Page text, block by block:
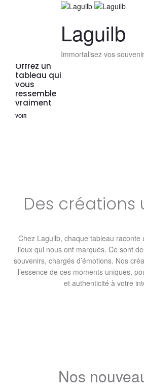
Laguilb
Immortalisez vos
Offrez un
tableau qui
vous
ressemble
vraiment
VOIR
Des créations
Chez Laguilb, chaque tableau raconte
lieux qui nous ont marqués. Ce sont
souvenirs, chargés d’émotions. Nos
l’essence de ces moments uniques,
et authenticité à votre
Nos